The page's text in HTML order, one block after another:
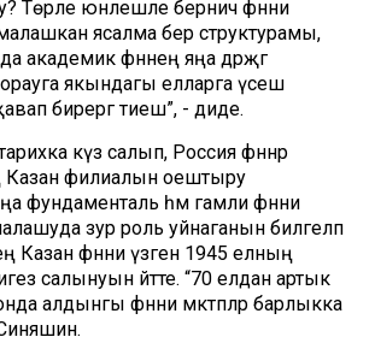
Төрле юнәлешле берничә фәнни
ясалма бер структурамы,
академик фәннең яңа дәрәҗәгә
якындагы елларга үсеш
бирергә тиеш”, - диде.
күз салып, Россия фәннәр
Казан филиалын оештыру
фундаменталь һәм гамәли фәнни
зур роль уйнаганын билгеләп
фәнни үзәгенә 1945 елның
салынуын әйтте. “70 елдан артык
алдынгы фәнни мәктәпләр барлыкка